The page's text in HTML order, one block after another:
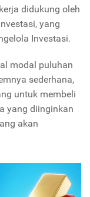
didukung oleh
yang
Investasi.
modal puluhan
sederhana,
untuk membeli
yang diinginkan
akan